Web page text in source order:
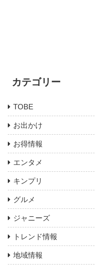
カテゴリー
TOBE
お出かけ
お得情報
エンタメ
キンプリ
グルメ
ジャニーズ
トレンド情報
地域情報